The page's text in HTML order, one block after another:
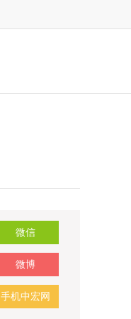
微信
微博
手机中宏网